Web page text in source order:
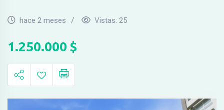
hace 2 meses Vistas: 25
1.250.000 $